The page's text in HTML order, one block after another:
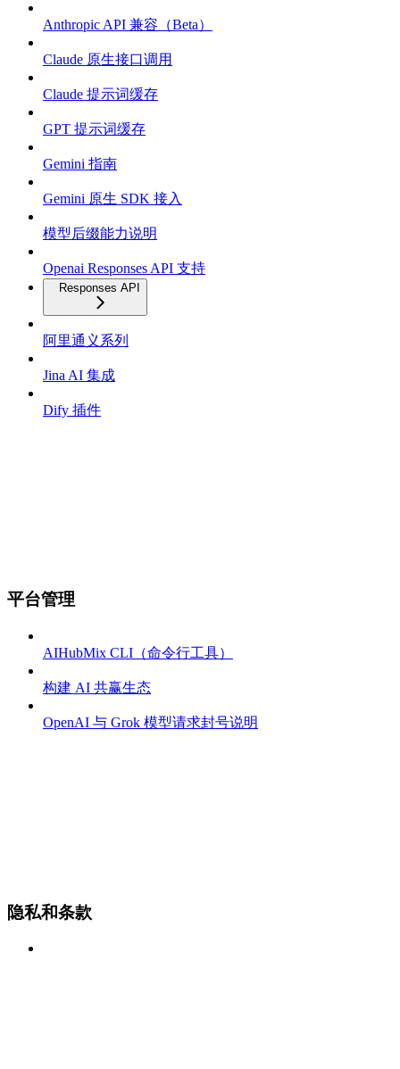
Anthropic API 兼容（Beta）
Claude 原生接口调用
Claude 提示词缓存
GPT 提示词缓存
Gemini 指南
Gemini 原生 SDK 接入
模型后缀能力说明
Openai Responses API 支持
Responses API
阿里通义系列
Jina AI 集成
Dify 插件
平台管理
AIHubMix CLI（命令行工具）
构建 AI 共赢生态
OpenAI 与 Grok 模型请求封号说明
隐私和条款